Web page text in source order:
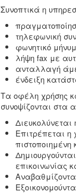
Συνοπτικά η
τηλεφωνική
φωνητικό
λήψη fax με
ανταλλαγή
ένδειξη
Τα οφέλη χρήσης
συνοψίζονται στα
Επιτρέπεται
επικοινωνίας